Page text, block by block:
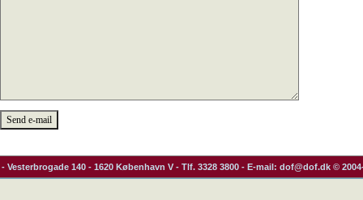
- Vesterbrogade 140 - 1620 København V - Tlf. 3328 3800 - E-mail: dof@dof.dk ©